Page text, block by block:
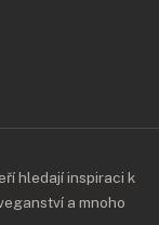
hledají inspiraci k
a mnoho